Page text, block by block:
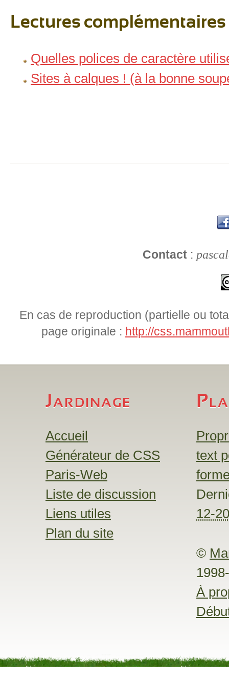
Lectures complémentaires
Quelles polices de caractère
Sites à calques ! (à la bonne
Contact:
En cas de reproduction (partielle ou
page originale : http://
Jardinage
Accueil
Générateur de CSS
Paris-Web
Liste de discussion
Liens utiles
Plan du site
text
12-
©
À